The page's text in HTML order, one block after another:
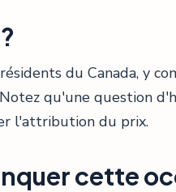
du Canada, y
qu'une question
l'attribution du prix.
cette